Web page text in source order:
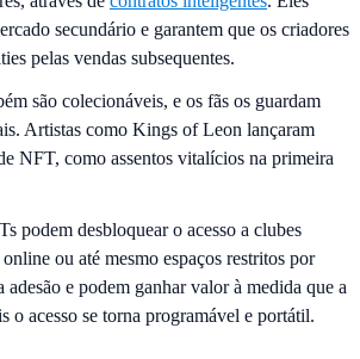
secundário e garantem que os criadores
pelas vendas subsequentes.
são colecionáveis, e os fãs os guardam
Artistas como Kings of Leon lançaram
NFT, como assentos vitalícios na primeira
podem desbloquear o acesso a clubes
ou até mesmo espaços restritos por
e podem ganhar valor à medida que a
o acesso se torna programável e portátil.